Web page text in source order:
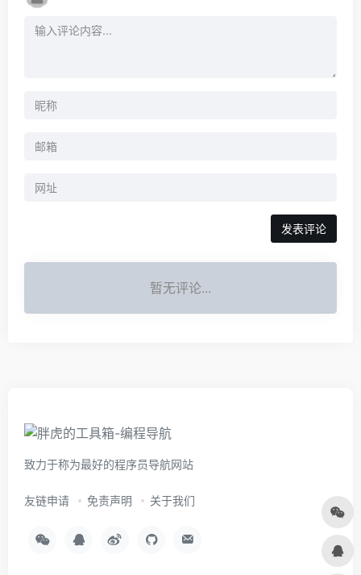
暂无评论...
致力于称为最好的程序员导航网站
友链申请 免责声明 关于我们